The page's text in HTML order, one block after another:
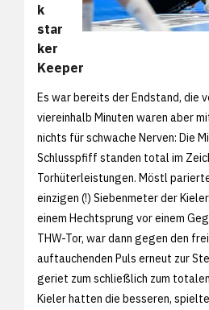
k
star
ker
Keeper
Es war bereits der Endstand, die
viereinhalb Minuten waren aber
nichts für schwache Nerven: Die
Schlusspfiff standen total im
Torhüterleistungen. Möstl
einzigen (!) Siebenmeter der
einem Hechtsprung vor einem
THW-Tor, war dann gegen den
auftauchenden Puls erneut zur
geriet zum schließlich zum
Kieler hatten die besseren,